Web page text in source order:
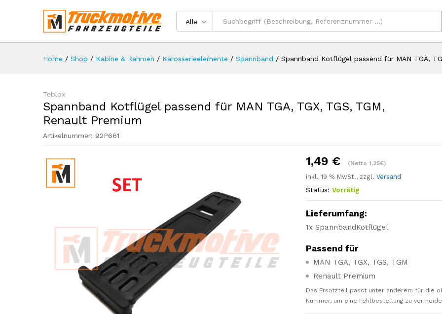
Alle
Home / Shop / Kabine & Rahmen / Karosserieelemente / Spannband / Spannband Kotflügel passend für MAN TGA,
Teblox
Spannband Kotflügel passend für MAN TGA, TGX, TGS, TGM,
Renault Premium
Artikelnummer: 92P661
1,49 € (Netto 1,25€)
inkl. 19 % MwSt., zzgl.Versand
Status: Vorrätig
Lieferumfang:
1x SpannbandKotflügel
Passend für
MAN TGA, TGX, TGS, TGM
Renault Premium
Das Ersatzteil passt unter anderem für die
Nummer, um eine Fehlbestellung zu
Premium
Beschreibung Spezifikation Rezensionen (0)